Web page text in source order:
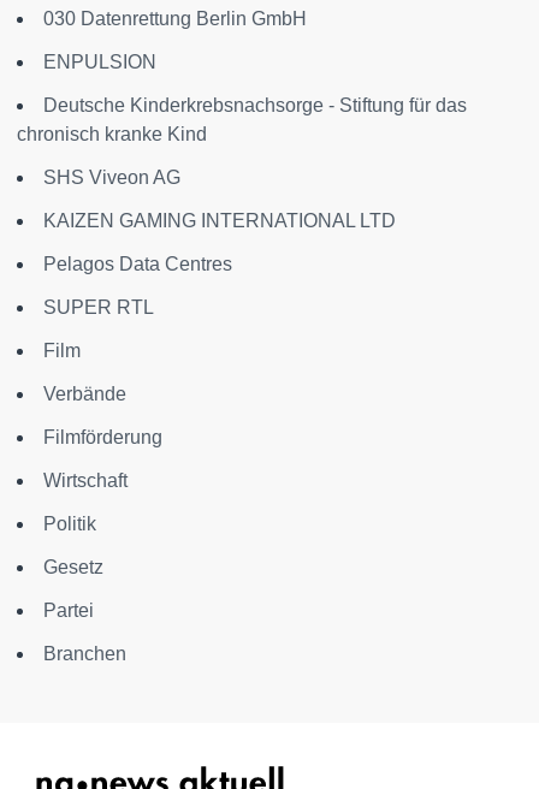
030 Datenrettung Berlin GmbH
ENPULSION
Deutsche Kinderkrebsnachsorge - Stiftung für das
chronisch kranke Kind
SHS Viveon AG
KAIZEN GAMING INTERNATIONAL LTD
Pelagos Data Centres
SUPER RTL
Film
Verbände
Filmförderung
Wirtschaft
Politik
Gesetz
Partei
Branchen